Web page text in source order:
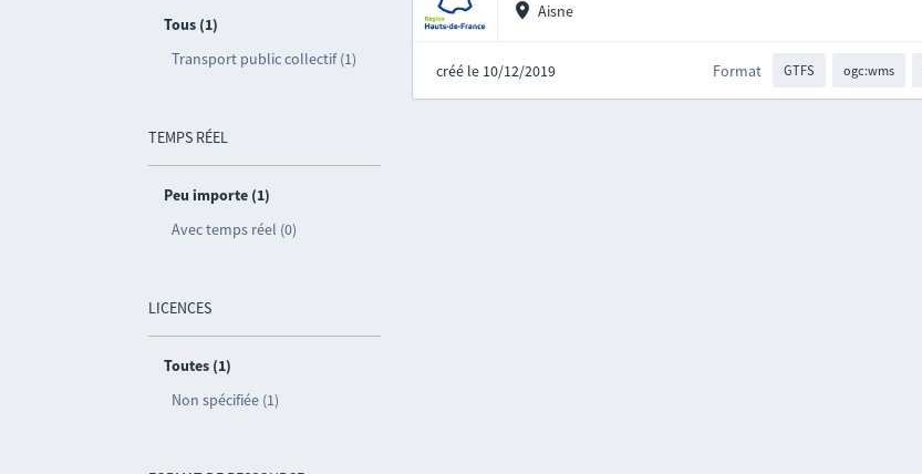
Tous (1)
Transport public collectif (1)
TEMPS RÉEL
Peu importe (1)
Avec temps réel (0)
LICENCES
Toutes (1)
Non spécifiée (1)
Aisne
créé le 10/12/2019 Format GTFS ogc:wms